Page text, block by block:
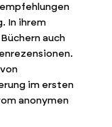
In ihrem
auch
im ersten
anonymen